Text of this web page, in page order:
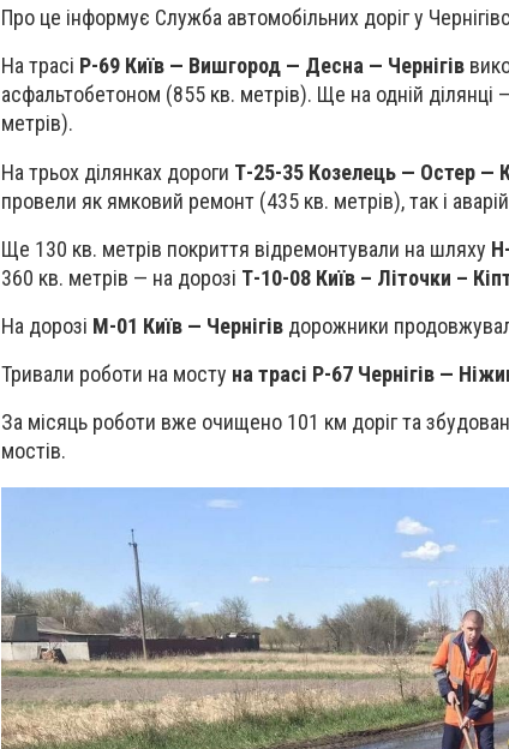
Про це інформує Служба автомобільних доріг у
На трасі Р-69 Київ — Вишгород — Десна — Чернігів
асфальтобетоном (855 кв. метрів). Ще на одній
метрів).
На трьох ділянках дороги Т-25-35 Козелець — Остер —
провели як ямковий ремонт (435 кв. метрів), так і
Ще 130 кв. метрів покриття відремонтували на шляху
360 кв. метрів — на дорозі Т-10-08 Київ – Літочки –
На дорозі М-01 Київ — Чернігів дорожники
Тривали роботи на мосту на трасі Р-67 Чернігів —
За місяць роботи вже очищено 101 км доріг та
мостів.